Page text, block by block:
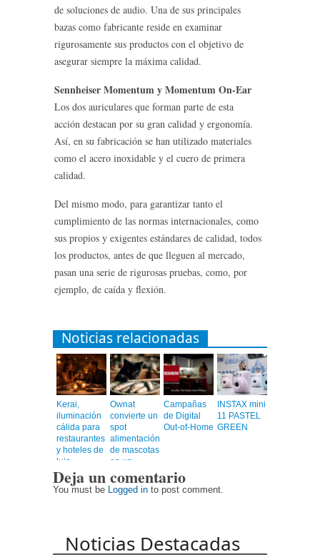
de soluciones de audio. Una de sus principales
bazas como fabricante reside en examinar
rigurosamente sus productos con el objetivo de
asegurar siempre la máxima calidad.
Sennheiser Momentum y Momentum On-Ear
Los dos auriculares que forman parte de esta
acción destacan por su gran calidad y ergonomía.
Así, en su fabricación se han utilizado materiales
como el acero inoxidable y el cuero de primera
calidad.
Del mismo modo, para garantizar tanto el
cumplimiento de las normas internacionales, como
sus propios y exigentes estándares de calidad, todos
los productos, antes de que lleguen al mercado,
pasan una serie de rigurosas pruebas, como, por
ejemplo, de caída y flexión.
Noticias relacionadas
Kerai,
iluminación
cálida para
restaurantes
y hoteles de
lujo
Ownat
convierte un
spot
alimentación
de mascotas
en un
musical
Campañas
de Digital
Out-of-Home
INSTAX mini
11 PASTEL
GREEN
Deja un comentario
You must be Logged in to post comment.
Noticias Destacadas